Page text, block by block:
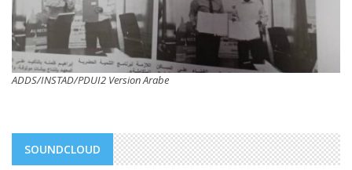
ADDS/INSTAD/PDUI2 Version Arabe
SOUNDCLOUD